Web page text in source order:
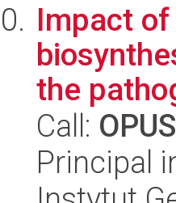
Impact
the
Call:
Principal